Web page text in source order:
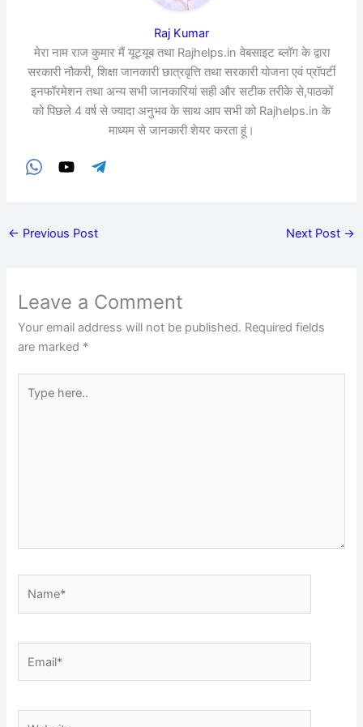
Raj Kumar
मेरा नाम राज कुमार मैं यूट्यूब तथा Rajhelps.in वेबसाइट ब्लॉग के द्वारा
सरकारी नौकरी, शिक्षा जानकारी छात्रवृत्ति तथा सरकारी योजना एवं प्रॉपर्टी
इनफॉरमेशन तथा अन्य सभी जानकारियां सही और सटीक तरीके से,पाठकों
को पिछले 4 वर्ष से ज्यादा अनुभव के साथ आप सभी को Rajhelps.in के
माध्यम से जानकारी शेयर करता हूं।
← Previous Post Next Post →
Leave a Comment
Your email address will not be published. Required fields
are marked *
here..